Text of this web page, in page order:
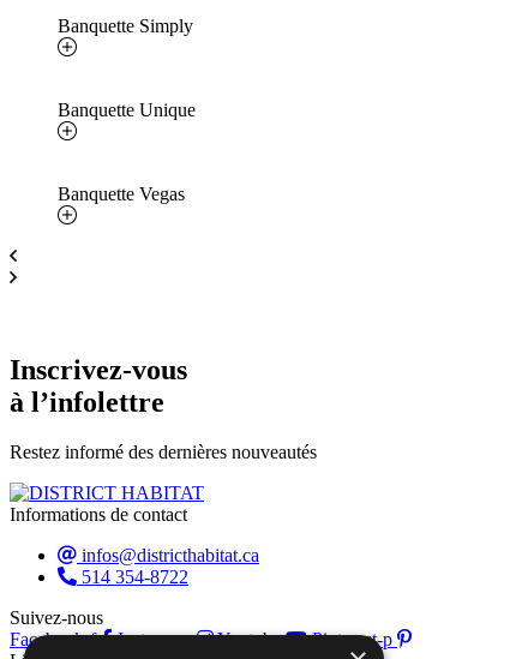
Banquette Simply
Banquette Unique
Banquette Vegas
Inscrivez-vous
à l’infolettre
Restez informé des dernières nouveautés
Informations de contact
infos@districthabitat.ca
514 354-8722
Suivez-nous
Facebook-f
Instagram Youtube
Pinterest-p